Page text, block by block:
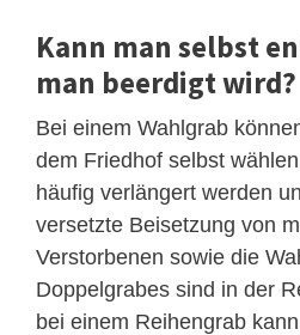
Kann man selbst
man beerdigt wird?
Bei einem Wahlgrab
dem Friedhof selbst
häufig verlängert werden
versetzte Beisetzung von
Verstorbenen sowie die
Doppelgrabes sind in der
bei einem Reihengrab